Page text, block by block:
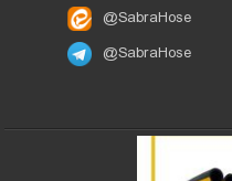
@SabraHose
@SabraHose